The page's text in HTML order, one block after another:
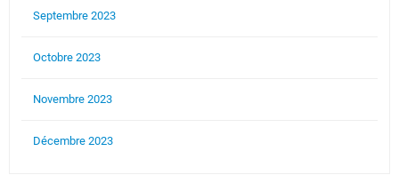
Septembre 2023
Octobre 2023
Novembre 2023
Décembre 2023